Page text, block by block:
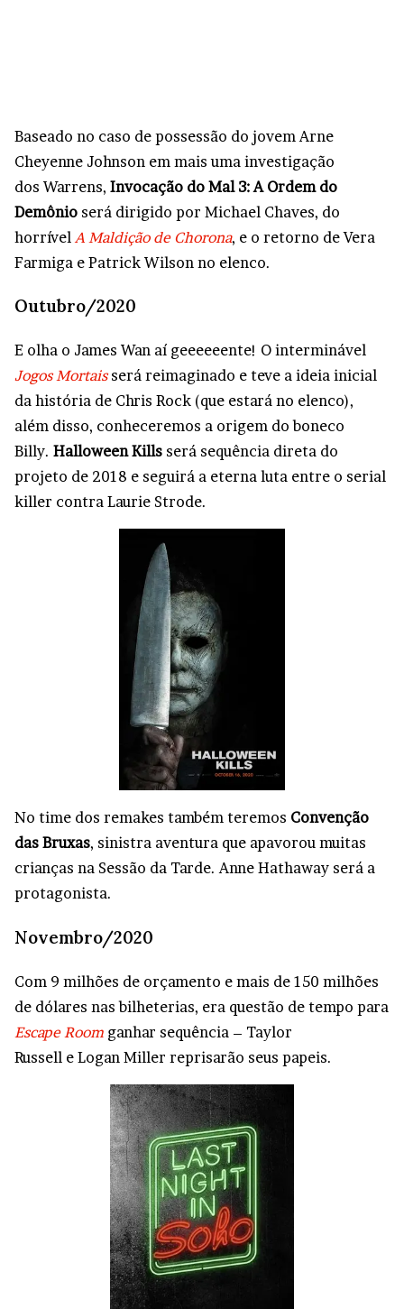
Baseado no caso de possessão do jovem Arne
Cheyenne Johnson em mais uma investigação
dos Warrens, Invocação do Mal 3: A Ordem do
Demônio será dirigido por Michael Chaves, do
horrível A Maldição de Chorona, e o retorno de Vera
Farmiga e Patrick Wilson no elenco.
Outubro/2020
E olha o James Wan aí geeeeeente! O interminável
Jogos Mortaisserá reimaginado e teve a ideia inicial
da história de Chris Rock (que estará no elenco),
além disso, conheceremos a origem do boneco
Billy. Halloween Kills será sequência direta do
projeto de 2018 e seguirá a eterna luta entre o serial
killer contra Laurie Strode.
No time dos remakes também teremos Convenção
das Bruxas, sinistra aventura que apavorou muitas
crianças na Sessão da Tarde. Anne Hathaway será a
protagonista.
Novembro/2020
Com 9 milhões de orçamento e mais de 150 milhões
de dólares nas bilheterias, era questão de tempo para
Escape Room ganhar sequência – Taylor
Russell e Logan Miller reprisarão seus papeis.